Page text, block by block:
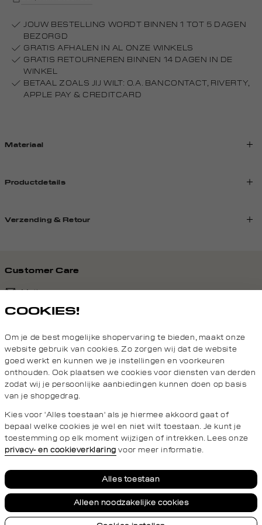
JOUW BESTELLING WORDT BINNEN 1 TOT 5 DAGEN
BEZORGD
GRATIS AFHALEN IN AL ONZE WINKELS
GRATIS RETOURNEREN BINNEN 14 DAGEN IN DE
WINKEL
BETAAL ZOALS JIJ WILT: O.A. BANCONTACT, RIVERTY,
APPLE PAY & CREDITCARD
Materiaal
Productdetails
Verzending & Retour
Customer Care
Mail ons
Van maandag t/m vrijdag van 8.30 uur tot 18.00 uur.
Service
Privacy- en cookieverklaringAlgemene Voorwaarden
COOKIES!
Om je de best mogelijke shopervaring te bieden, maakt onze
website gebruik van cookies. Zo zorgen wij dat de website
goed werkt en kunnen we je instellingen en voorkeuren
onthouden. Ook plaatsen we cookies voor diensten van derden
zodat wij je persoonlijke aanbiedingen kunnen doen op basis
van je shopgedrag.
Kies voor 'Alles toestaan' als je hiermee akkoord gaat of
bepaal welke cookies je wel en niet wilt toestaan. Je kunt je
toestemming op elk moment wijzigen of intrekken. Lees onze
privacy- en cookieverklaring voor meer informatie.
Alles toestaan
Alleen noodzakelijke cookies